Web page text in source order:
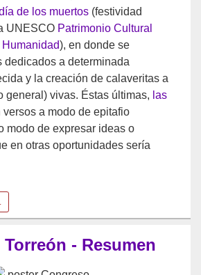
de los muertos (festividad
UNESCO Patrimonio Cultural
Humanidad), en donde se
dedicados a determinada
y la creación de calaveritas a
general) vivas. Éstas últimas, las
versos a modo de epitafio
modo de expresar ideas o
en otras oportunidades sería
- Resumen